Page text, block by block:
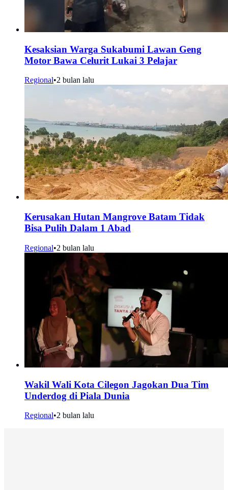
Kesaksian Warga Sukabumi Lawan Geng
Motor Bawa Celurit Lukai 3 Pelajar
Regional•2 bulan lalu
Kerusakan Hutan Mangrove Batam Tidak
Bisa Pulih Dalam 1 Abad
Regional•2 bulan lalu
Wakil Wali Kota Cilegon Jagokan Dua Tim
Underdog di Piala Dunia
Regional•2 bulan lalu